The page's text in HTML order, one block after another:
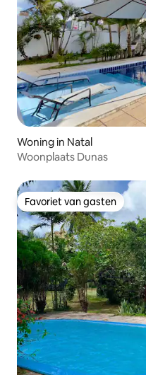
Woning in Natal
Woonplaats Dunas
Favoriet van gasten
Favoriet van gasten